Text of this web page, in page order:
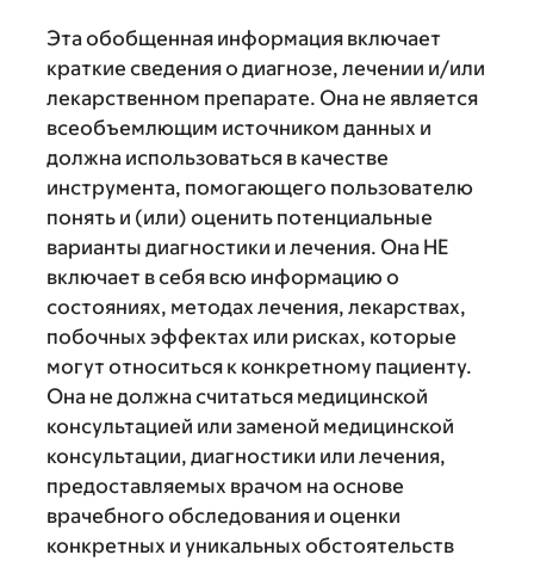
Эта обобщенная информация включает
краткие сведения о диагнозе, лечении и/или
лекарственном препарате. Она не является
всеобъемлющим источником данных и
должна использоваться в качестве
инструмента, помогающего пользователю
понять и (или) оценить потенциальные
варианты диагностики и лечения. Она НЕ
включает в себя всю информацию о
состояниях, методах лечения, лекарствах,
побочных эффектах или рисках, которые
могут относиться к конкретному пациенту.
Она не должна считаться медицинской
консультацией или заменой медицинской
консультации, диагностики или лечения,
предоставляемых врачом на основе
врачебного обследования и оценки
конкретных и уникальных обстоятельств